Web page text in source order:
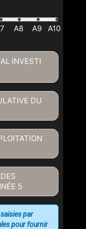
écrite de
INVESTI
DU
5
par
pour fournir